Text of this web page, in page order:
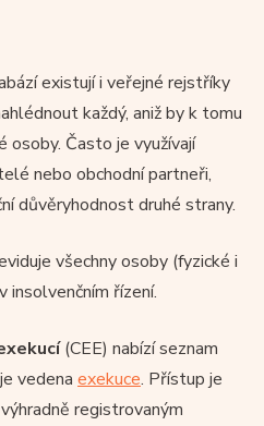
existují i veřejné rejstříky
každý, aniž by k tomu
Často je využívají
nebo obchodní partneři,
důvěryhodnost druhé strany.
všechny osoby (fyzické i
insolvenčním řízení.
(CEE) nabízí seznam
vedena exekuce. Přístup je
registrovaným